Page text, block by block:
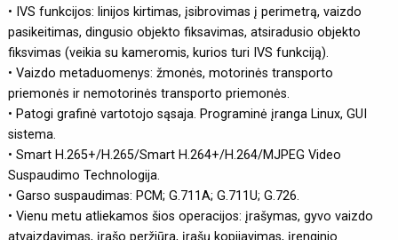
• IVS funkcijos: linijos kirtimas, įsibrovimas į perimetrą, vaizdo
pasikeitimas, dingusio objekto fiksavimas, atsiradusio objekto
fiksvimas (veikia su kameromis, kurios turi IVS funkciją).
• Vaizdo metaduomenys: žmonės, motorinės transporto
priemonės ir nemotorinės transporto priemonės.
• Patogi grafinė vartotojo sąsaja. Programinė įranga Linux, GUI
sistema.
• Smart H.265+/H.265/Smart H.264+/H.264/MJPEG Video
Suspaudimo Technologija.
• Garso suspaudimas: PCM; G.711A; G.711U; G.726.
• Vienu metu atliekamos šios operacijos: įrašymas, gyvo vaizdo
atvaizdavimas, įrašo peržiūra, įrašų kopijavimas, įrenginio